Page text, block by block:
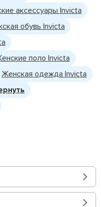
аксессуары Invicta
обувь Invicta
поло Invicta
Женская одежда Invicta